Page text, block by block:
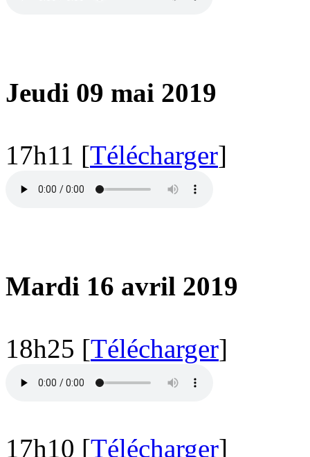
Jeudi 09 mai 2019
17h11 [Télécharger]
Mardi 16 avril 2019
18h25 [Télécharger]
17h10 [Télécharger]